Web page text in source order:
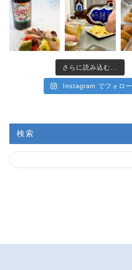
さらに読み込む...
Instagram でフォロー
検索